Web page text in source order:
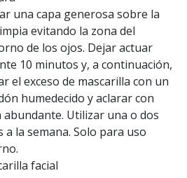
una capa generosa sobre la
evitando la zona del
de los ojos. Dejar actuar
10 minutos y, a continuación,
el exceso de mascarilla con un
humedecido y aclarar con
abundante. Utilizar una o dos
a la semana. Solo para uso
facial